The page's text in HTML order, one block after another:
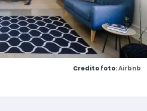
Credito foto:Airbnb